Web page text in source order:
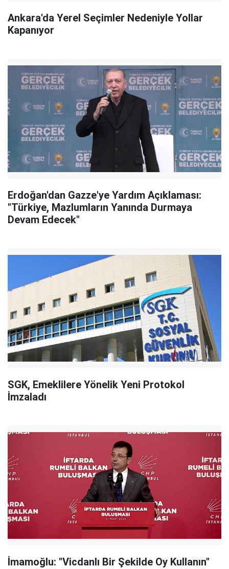
Ankara'da Yerel Seçimler Nedeniyle Yollar
Kapanıyor
Erdoğan'dan Gazze'ye Yardım Açıklaması:
"Türkiye, Mazlumların Yanında Durmaya
Devam Edecek"
SGK, Emeklilere Yönelik Yeni Protokol
İmzaladı
İmamoğlu: "Vicdanlı Bir Şekilde Oy Kullanın"